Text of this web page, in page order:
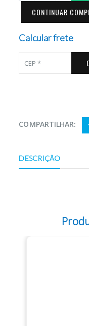
CONTINUAR
Calcular frete
COMPARTILHAR:
DESCRIÇÃO